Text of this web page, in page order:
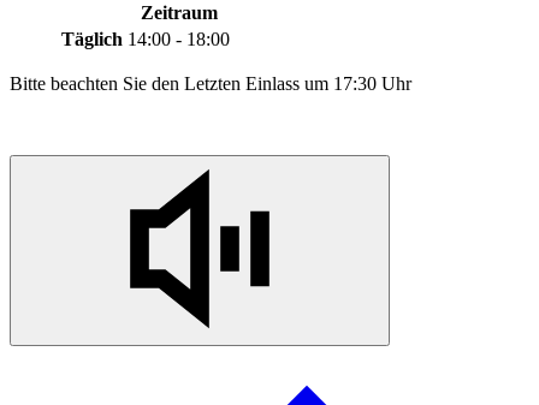
Zeitraum
Täglich 14:00 - 18:00
Bitte beachten Sie den Letzten Einlass um 17:30 Uhr